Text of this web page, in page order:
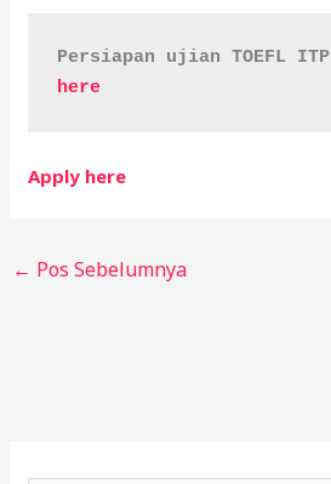
Persiapan ujian TOEFL
here
Apply here
← Pos Sebelumnya